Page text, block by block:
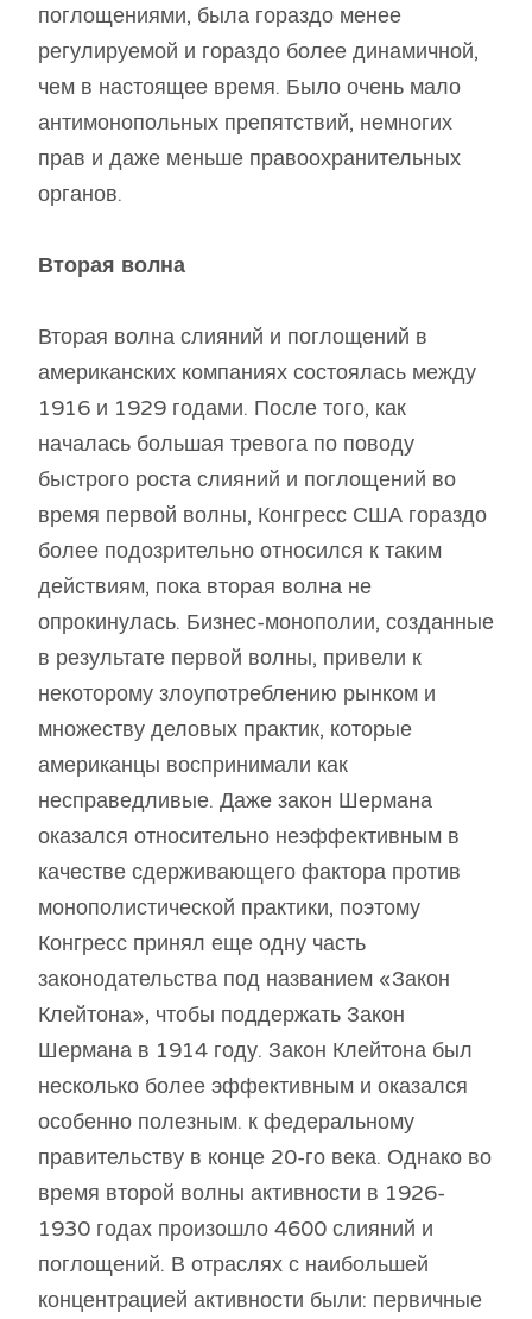
поглощениями, была гораздо менее
регулируемой и гораздо более динамичной,
чем в настоящее время. Было очень мало
антимонопольных препятствий, немногих
прав и даже меньше правоохранительных
органов.
Вторая волна
Вторая волна слияний и поглощений в
американских компаниях состоялась между
1916 и 1929 годами. После того, как
началась большая тревога по поводу
быстрого роста слияний и поглощений во
время первой волны, Конгресс США гораздо
более подозрительно относился к таким
действиям, пока вторая волна не
опрокинулась. Бизнес-монополии, созданные
в результате первой волны, привели к
некоторому злоупотреблению рынком и
множеству деловых практик, которые
американцы воспринимали как
несправедливые. Даже закон Шермана
оказался относительно неэффективным в
качестве сдерживающего фактора против
монополистической практики, поэтому
Конгресс принял еще одну часть
законодательства под названием «Закон
Клейтона», чтобы поддержать Закон
Шермана в 1914 году. Закон Клейтона был
несколько более эффективным и оказался
особенно полезным. к федеральному
правительству в конце 20-го века. Однако во
время второй волны активности в 1926-
1930 годах произошло 4600 слияний и
поглощений. В отраслях с наибольшей
концентрацией активности были: первичные